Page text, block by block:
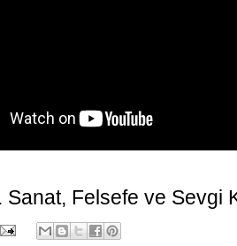
Sanat, Felsefe ve Sevgi